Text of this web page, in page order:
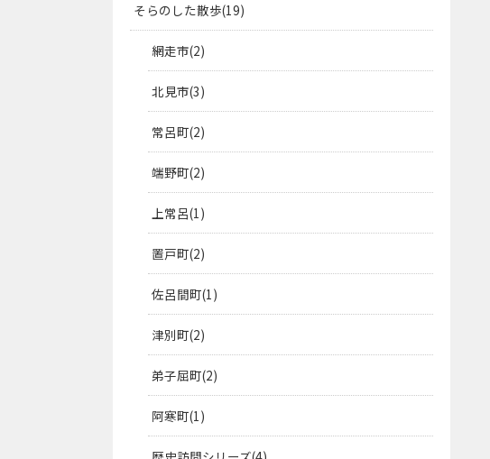
そらのした散歩 19
網走市 2
北見市 3
常呂町 2
端野町 2
上常呂 1
置戸町 2
佐呂間町 1
津別町 2
弟子屈町 2
阿寒町 1